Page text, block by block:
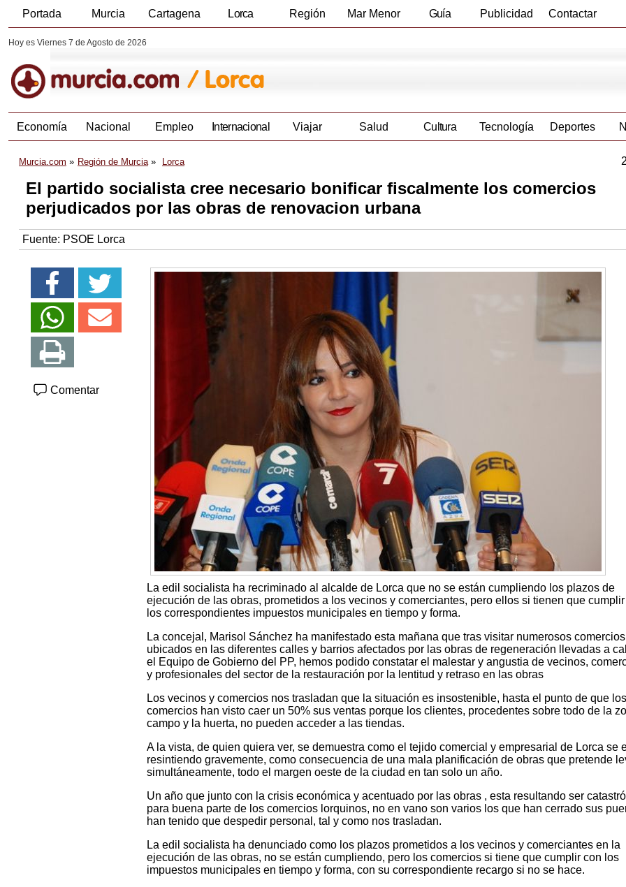
Portada Murcia Cartagena Lorca Región Mar Menor Guía Publicidad Contactar
Hoy es Viernes 7 de Agosto de 2026
Economía Nacional Empleo Internacional Viajar Salud Cultura Tecnología Deportes
Murcia.com Región de Murcia Lorca
El partido socialista cree necesario bonificar fiscalmente los comercios
perjudicados por las obras de renovacion urbana
Fuente: PSOE Lorca
Comentar
La edil socialista ha recriminado al alcalde de Lorca que no se están cumpliendo los plazos de
ejecución de las obras, prometidos a los vecinos y comerciantes, pero ellos si tienen que
los correspondientes impuestos municipales en tiempo y forma.
La concejal, Marisol Sánchez ha manifestado esta mañana que tras visitar numerosos comercios
ubicados en las diferentes calles y barrios afectados por las obras de regeneración llevadas a
el Equipo de Gobierno del PP, hemos podido constatar el malestar y angustia de vecinos,
y profesionales del sector de la restauración por la lentitud y retraso en las obras
Los vecinos y comercios nos trasladan que la situación es insostenible, hasta el punto de que los
comercios han visto caer un 50% sus ventas porque los clientes, procedentes sobre todo de la
campo y la huerta, no pueden acceder a las tiendas.
A la vista, de quien quiera ver, se demuestra como el tejido comercial y empresarial de Lorca se
resintiendo gravemente, como consecuencia de una mala planificación de obras que pretende
simultáneamente, todo el margen oeste de la ciudad en tan solo un año.
Un año que junto con la crisis económica y acentuado por las obras , esta resultando ser
para buena parte de los comercios lorquinos, no en vano son varios los que han cerrado sus
han tenido que despedir personal, tal y como nos trasladan.
La edil socialista ha denunciado como los plazos prometidos a los vecinos y comerciantes en la
ejecución de las obras, no se están cumpliendo, pero los comercios si tiene que cumplir con los
impuestos municipales en tiempo y forma, con su correspondiente recargo si no se hace.